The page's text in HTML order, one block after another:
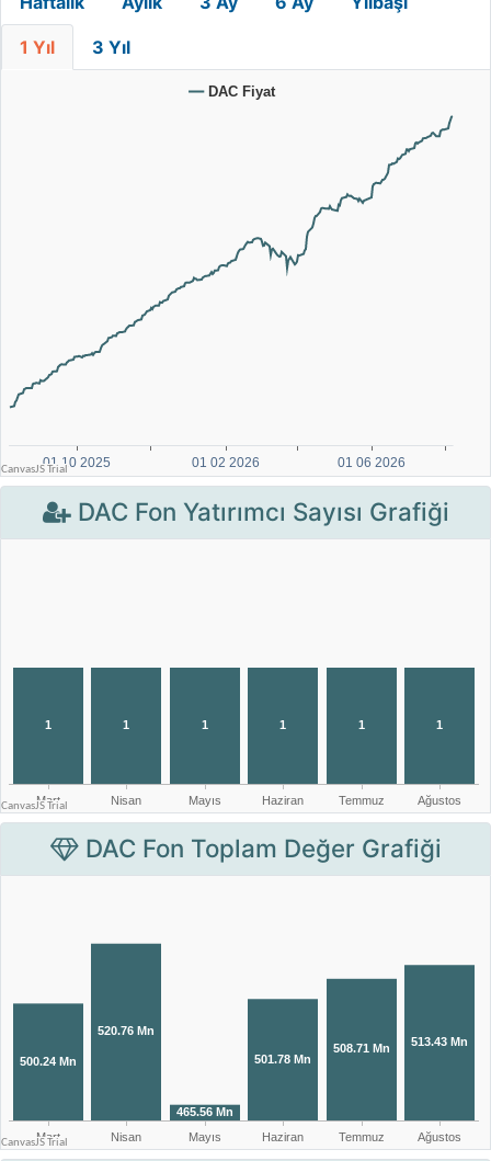
1 Yıl 3 Yıl
DAC Fon Yatırımcı Sayısı Grafiği
DAC Fon Toplam Değer Grafiği